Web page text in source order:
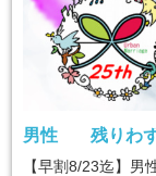
男性 残りわ
【早割8/23迄】